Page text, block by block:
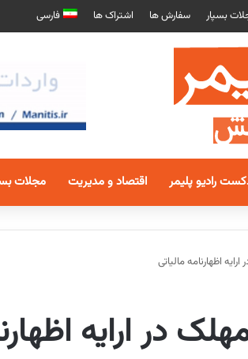
بسپار سفارش ها اشتراک ها فارسی
رادیو پلیمر اقتصاد و مدیریت مجلات
اظهارنامه مالیاتی
در ارایه